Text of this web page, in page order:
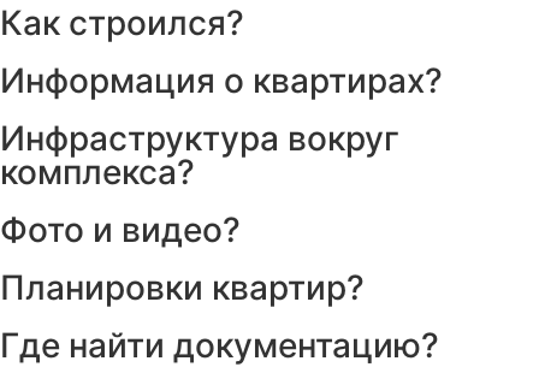
Как строился?
Информация о квартирах?
Инфраструктура вокруг
комплекса?
Фото и видео?
Планировки квартир?
Где найти документацию?